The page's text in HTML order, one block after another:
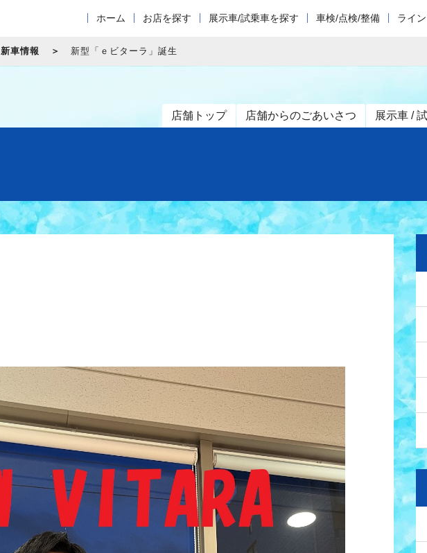
ホーム お店を探す 展示車/試乗車を探す 車検/点検/整備 ライ
新車情報 新型「ｅビターラ」誕生
店舗トップ 店舗からのごあいさつ 展示車 /